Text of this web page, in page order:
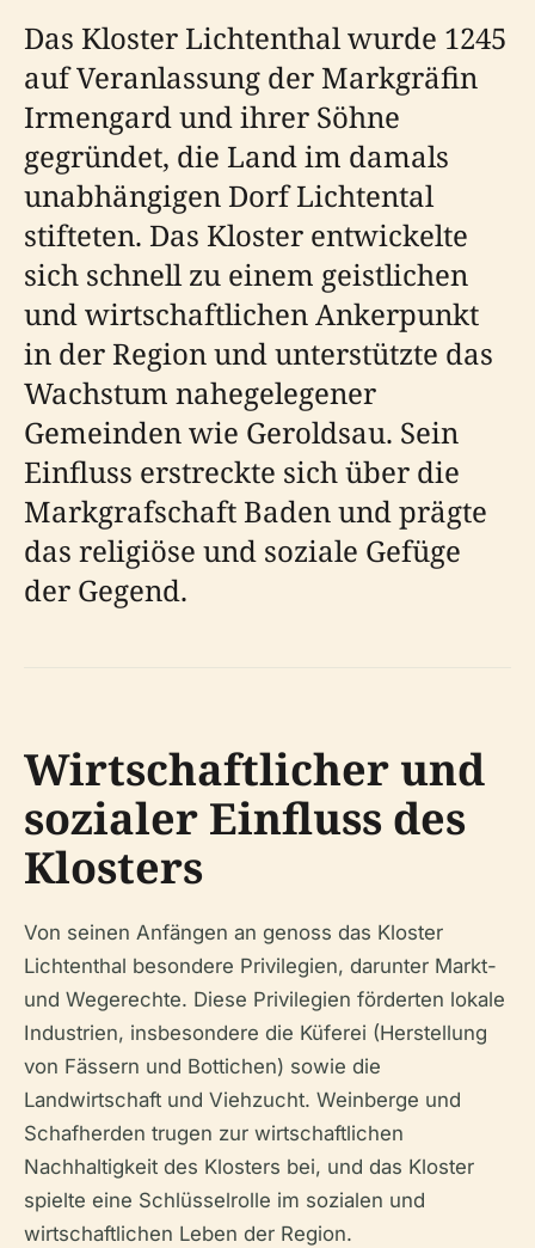
Das Kloster Lichtenthal wurde 1245
auf Veranlassung der Markgräfin
Irmengard und ihrer Söhne
gegründet, die Land im damals
unabhängigen Dorf Lichtental
stifteten. Das Kloster entwickelte
sich schnell zu einem geistlichen
und wirtschaftlichen Ankerpunkt
in der Region und unterstützte das
Wachstum nahegelegener
Gemeinden wie Geroldsau. Sein
Einfluss erstreckte sich über die
Markgrafschaft Baden und prägte
das religiöse und soziale Gefüge
der Gegend.
Wirtschaftlicher und
sozialer Einfluss des
Klosters
Von seinen Anfängen an genoss das Kloster
Lichtenthal besondere Privilegien, darunter Markt-
und Wegerechte. Diese Privilegien förderten lokale
Industrien, insbesondere die Küferei (Herstellung
von Fässern und Bottichen) sowie die
Landwirtschaft und Viehzucht. Weinberge und
Schafherden trugen zur wirtschaftlichen
Nachhaltigkeit des Klosters bei, und das Kloster
spielte eine Schlüsselrolle im sozialen und
wirtschaftlichen Leben der Region.